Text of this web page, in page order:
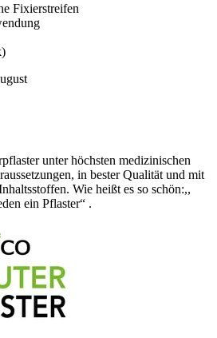
Fixierstreifen
unter höchsten medizinischen
in bester Qualität und mit
Wie heißt es so schön:,,
ein Pflaster“ .